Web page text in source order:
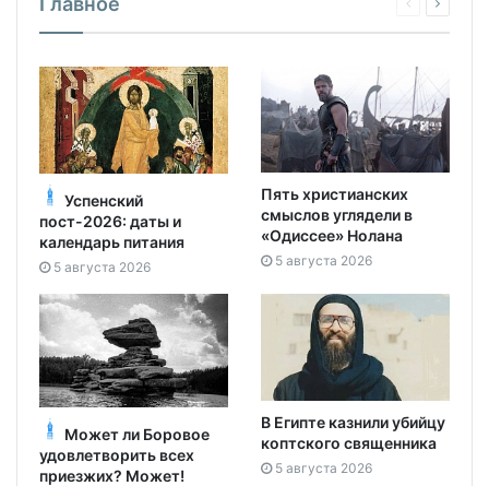
Успенский
пост-2026: даты и
календарь питания
5 августа 2026
Пять христианских
смыслов углядели в
«Одиссее» Нолана
5 августа 2026
Может ли Боровое
удовлетворить всех
приезжих? Может!
В Египте казнили убийцу
коптского священника
5 августа 2026